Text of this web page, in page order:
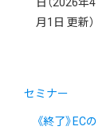
日 （2026年4
月1日 更新）
セミナー
《終了》ECの